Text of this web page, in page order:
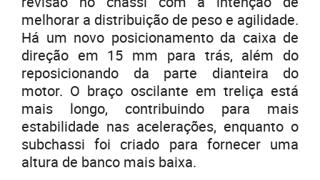
melhorar a distribuição de peso e agilidade.
Há um novo posicionamento da caixa de
direção em 15 mm para trás, além do
reposicionando da parte dianteira do
motor. O braço oscilante em treliça está
mais longo, contribuindo para mais
estabilidade nas acelerações, enquanto o
subchassi foi criado para fornecer uma
altura de banco mais baixa.